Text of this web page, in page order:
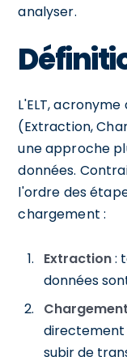
analyser.
L'ELT,
(Extraction,
une approche
données.
l'ordre des
chargement :
Extraction:
données
Chargement
directement
subir de